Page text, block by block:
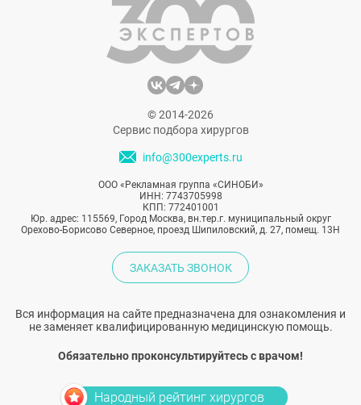
© 2014-2026
Сервис подбора хирургов
info@300experts.ru
ООО «Рекламная группа «СИНОБИ»
ИНН: 7743705998
КПП: 772401001
Юр. адрес: 115569, Город Москва, вн.тер.г. муниципальный округ
Орехово-Борисово Северное, проезд Шипиловский, д. 27, помещ. 13Н
ЗАКАЗАТЬ ЗВОНОК
Вся информация на сайте предназначена для ознакомления и
не заменяет квалифицированную медицинскую помощь.
Обязательно проконсультируйтесь с врачом!
Народный рейтинг хирургов